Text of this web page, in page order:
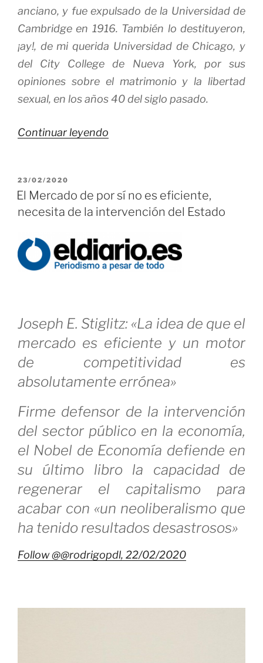
anciano, y fue expulsado de la Universidad de
Cambridge en 1916. También lo destituyeron,
¡ay!, de mi querida Universidad de Chicago, y
del City College de Nueva York, por sus
opiniones sobre el matrimonio y la libertad
sexual, en los años 40 del siglo pasado.
Continuar leyendo
Bertrand
Russell»
PUBLICADO
EL
23/02/2020
El Mercado de por sí no es eficiente,
necesita de la intervención del Estado
Joseph E. Stiglitz: «La idea de que el
mercado es eficiente y un motor
de competitividad es
absolutamente errónea»
Firme defensor de la intervención
del sector público en la economía,
el Nobel de Economía defiende en
su último libro la capacidad de
regenerar el capitalismo para
acabar con «un neoliberalismo que
ha tenido resultados desastrosos»
Follow @@rodrigopdl, 22/02/2020